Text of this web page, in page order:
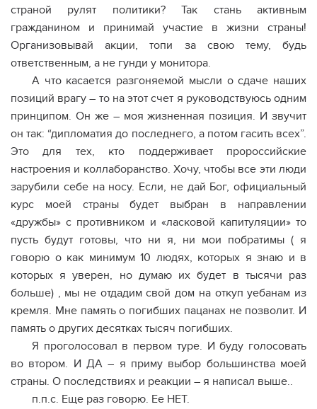
страной рулят политики? Так стань активным
гражданином и принимай участие в жизни страны!
Организовывай акции, топи за свою тему, будь
ответственным, а не гунди у монитора.
А что касается разгоняемой мысли о сдаче наших
позиций врагу – то на этот счет я руководствуюсь одним
принципом. Он же – моя жизненная позиция. И звучит
он так: “дипломатия до последнего, а потом гасить всех”.
Это для тех, кто поддерживает пророссийские
настроения и коллаборанство. Хочу, чтобы все эти люди
зарубили себе на носу. Если, не дай Бог, официальный
курс моей страны будет выбран в направлении
«дружбы» с противником и «ласковой капитуляции» то
пусть будут готовы, что ни я, ни мои побратимы ( я
говорю о как минимум 10 людях, которых я знаю и в
которых я уверен, но думаю их будет в тысячи раз
больше) , мы не отдадим свой дом на откуп уебанам из
кремля. Мне память о погибших пацанах не позволит. И
память о других десятках тысяч погибших.
Я проголосовал в первом туре. И буду голосовать
во втором. И ДА – я приму выбор большинства моей
страны. О последствиях и реакции – я написал выше..
п.п.с. Еще раз говорю. Ее НЕТ.